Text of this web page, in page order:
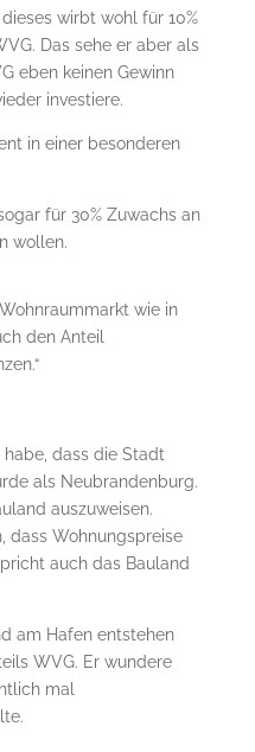
wirbt wohl für 10%
Das sehe er aber als
eben keinen Gewinn
investiere.
in einer besonderen
für 30% Zuwachs an
wollen.
wie in
den Anteil
dass die Stadt
als Neubrandenburg.
auszuweisen.
dass Wohnungspreise
auch das Bauland
am Hafen entstehen
WVG. Er wundere
mal